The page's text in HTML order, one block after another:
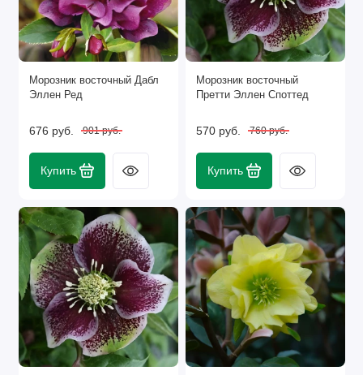
Морозник восточный Дабл
Эллен Ред
676 руб. 901 руб.
Купить
Морозник восточный
Претти Эллен Споттед
570 руб. 760 руб.
Купить